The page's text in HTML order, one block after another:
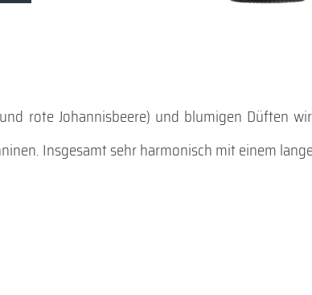
rote Johannisbeere) und blumigen Düften
Insgesamt sehr harmonisch mit einem